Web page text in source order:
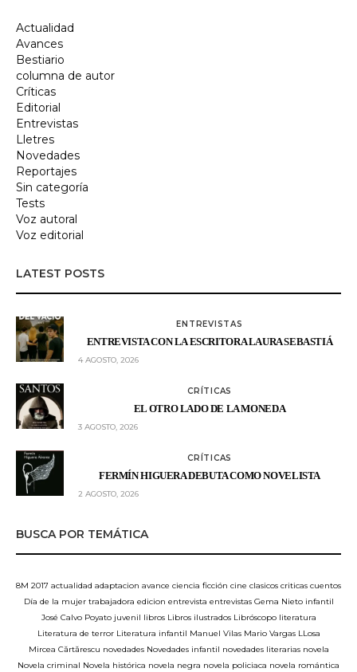
Actualidad
Avances
Bestiario
columna de autor
Críticas
Editorial
Entrevistas
Lletres
Novedades
Reportajes
Sin categoría
Tests
Voz autoral
Voz editorial
LATEST POSTS
ENTREVISTAS
ENTREVISTA CON LA ESCRITORA LAURA SEBASTIÁ
4 AGOSTO, 2026
CRÍTICAS
EL OTRO LADO DE LA MONEDA
3 AGOSTO, 2026
CRÍTICAS
FERMÍN HIGUERA DEBUTA COMO NOVELISTA
2 AGOSTO, 2026
BUSCA POR TEMÁTICA
8M 2017 actualidad adaptacion avance ciencia ficción cine clasicos criticas cuentos
Día de la mujer trabajadora edicion entrevista entrevistas Gema Nieto infantil
José Calvo Poyato juvenil libros Libros ilustrados Libróscopo literatura
Literatura de terror Literatura infantil Manuel Vilas Mario Vargas LLosa
Mircea Cărtărescu novedades Novedades infantil novedades literarias novela
Novela criminal Novela histórica novela negra novela policiaca novela romántica